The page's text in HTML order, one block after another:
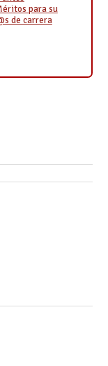
para su
de carrera